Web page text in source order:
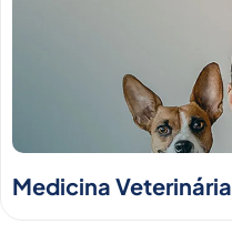
Medicina Veterinária